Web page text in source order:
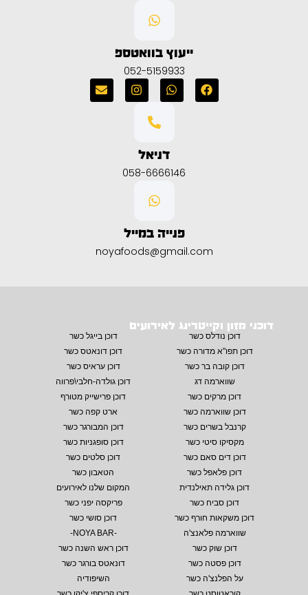
ייעוץ בוואטספ
052-5159933
דניאל
058-6666146
פנייה במייל
noyafoods@gmail.com
דוכני מזון וקייטרינג לאירועים
דוכן נודלס כשר
דוכן בייגל כשר
דוכן תפו"א מדורה כשר
דוכן דונאטס כשר
דוכן קובה בר כשר
דוכן עראיס כשר
שווארמה דג
דוכן גולדה-חלבי\פרווה
דוכן מרקים כשר
דוכן פרישייק מטורף
דוכן שווארמה כשר
ארט קפה כשר
קרנבל בשרים כשר
דוכן המבורגר כשר
מקסיקו סיטי כשר
דוכן סופגניות כשר
דוכן דים סאם כשר
דוכן סלטים כשר
דוכן פלאפל כשר
הטאבון כשר
דוכן גלידה תאילנדית
המקום שלנו לאירועים
דוכן סביח כשר
פריקסה יפני כשר
דוכן משקאות חורף כשר
דוכן סושי כשר
שווארמה פלאנצ'ה
-NOYA BAR-
דוכן שוק כשר
דוכן ראש השנה כשר
דוכן פסטה כשר
דונאטס בורגר כשר
על הפלנצ'ה כשר
השיפודיה